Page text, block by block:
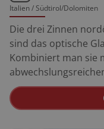
Italien/ Südtirol/Dolomiten
Die drei Zinnen
sind das optische
Kombiniert man sie
das ultimative
Tour "Auf dem Dach
1000 Alpenpässen